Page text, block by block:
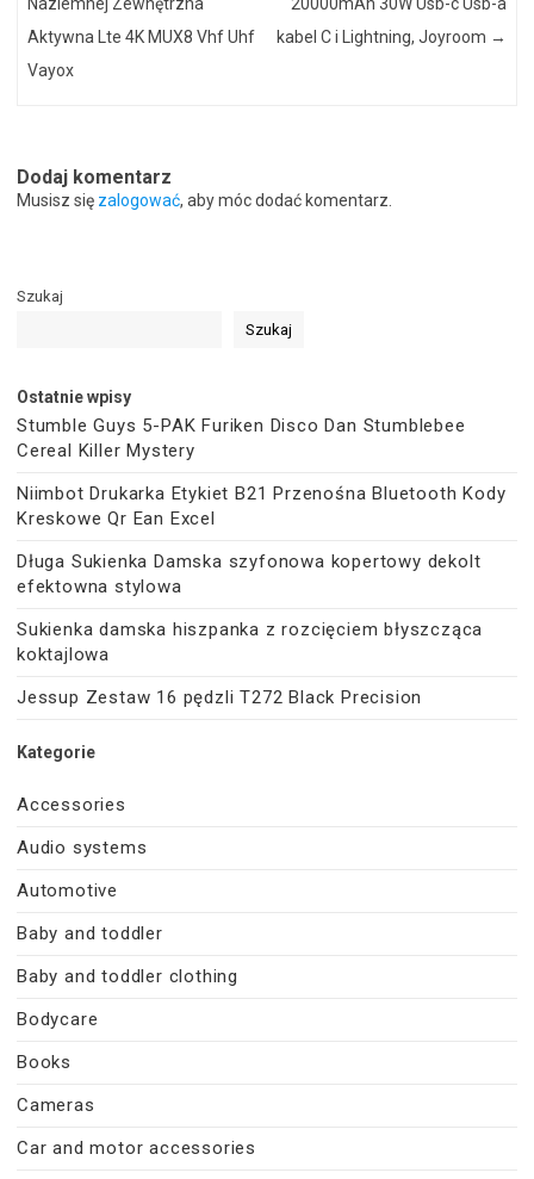
Aktywna Lte 4K MUX8 Vhf Uhf
Vayox
kabel C i Lightning, Joyroom →
Dodaj komentarz
Musisz się zalogować, aby móc dodać komentarz.
Szukaj
Szukaj
Ostatnie wpisy
Stumble Guys 5-PAK Furiken Disco Dan Stumblebee
Cereal Killer Mystery
Niimbot Drukarka Etykiet B21 Przenośna Bluetooth Kody
Kreskowe Qr Ean Excel
Długa Sukienka Damska szyfonowa kopertowy dekolt
efektowna stylowa
Sukienka damska hiszpanka z rozcięciem błyszcząca
koktajlowa
Jessup Zestaw 16 pędzli T272 Black Precision
Kategorie
Accessories
Audio systems
Automotive
Baby and toddler
Baby and toddler clothing
Bodycare
Books
Cameras
Car and motor accessories